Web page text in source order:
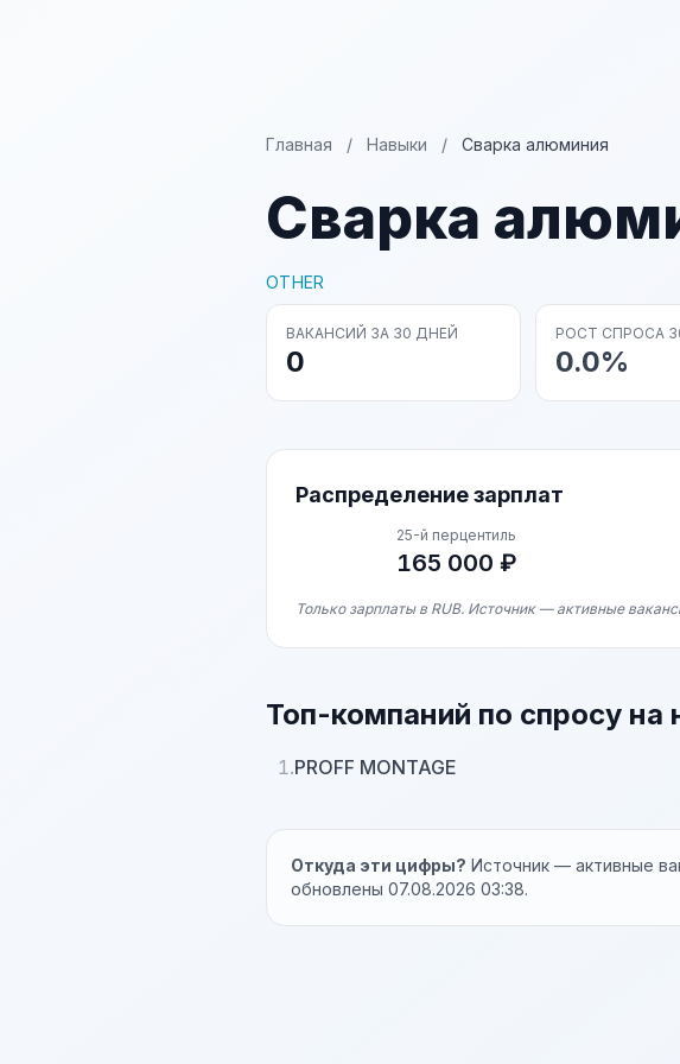
Главная / Навыки / Сварка алюминия
Сварка
OTHER
ВАКАНСИЙ ЗА 30 ДНЕЙ
0
РОСТ СПРОСА
0.0%
Распределение зарплат
25-й перцентиль
165 000 ₽
Только зарплаты в RUB. Источник — активные
Топ-компаний по спросу на
1.PROFF MONTAGE
Откуда эти цифры? Источник — активные
обновлены 07.08.2026 03:38.